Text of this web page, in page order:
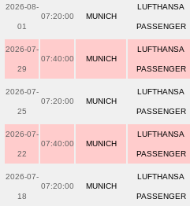
2026-08-
01
07:20:00 MUNICH
LUFTHANSA
PASSENGER
2026-07-
29
07:40:00 MUNICH
LUFTHANSA
PASSENGER
2026-07-
25
07:20:00 MUNICH
LUFTHANSA
PASSENGER
2026-07-
22
07:40:00 MUNICH
LUFTHANSA
PASSENGER
2026-07-
18
07:20:00 MUNICH
LUFTHANSA
PASSENGER